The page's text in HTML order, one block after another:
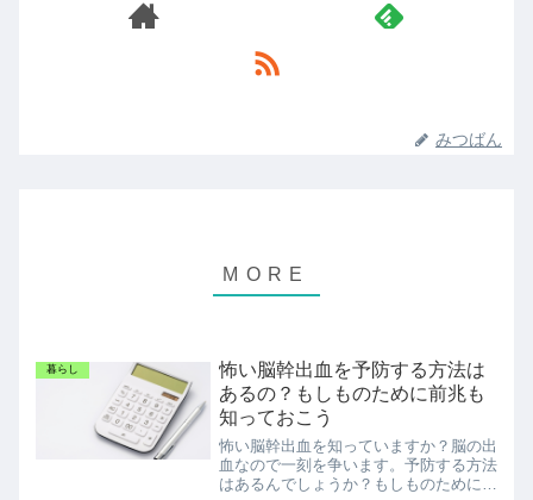
みつばん
暮らし
怖い脳幹出血を予防する方法は
あるの？もしものために前兆も
知っておこう
怖い脳幹出血を知っていますか？脳の出
血なので一刻を争います。予防する方法
はあるんでしょうか？もしものために前